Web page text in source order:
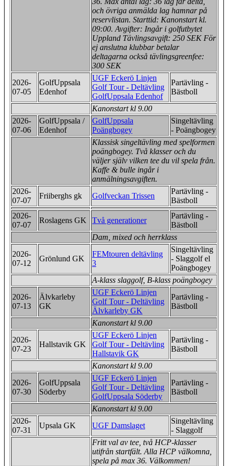
och övriga anmälda lag hamnar på
reservlistan. Starttid: Kanonstart kl.
09:00. Avgifter: Ingår i golfutbytet
Uppland Tävlingsavgift: 250 SEK För
ej anslutna klubbar betalar
deltagarna också tävlingsgreenfee:
300 SEK
2026-
07-05
GolfUppsala
Edenhof
UGF Eckerö Linjen
Golf Tour - Deltävling
GolfUppsala Edenhof
Partävling -
Bästboll
Kanonstart kl 9.00
2026-
07-06
GolfUppsala /
Edenhof
GolfUppsala
Poängbogey
Singeltävling
- Poängbogey
Klassisk singeltävling med spelformen
poängbogey. Två klasser och du
väljer själv vilken tee du vil spela från.
Kaffe & bulle ingår i
anmälningsavgiften.
2026-
07-07
Friiberghs gk Golfveckan Trissen
Partävling -
Bästboll
2026-
07-07
Roslagens GK Två generationer
Partävling -
Bästboll
Dam, mixed och herrklass
2026-
07-12
Grönlund GK
FEMtouren deltävling
3
Singeltävling
- Slaggolf el
Poängbogey
A-klass slaggolf, B-klass poängbogey
2026-
07-13
Älvkarleby
GK
UGF Eckerö Linjen
Golf Tour - Deltävling
Älvkarleby GK
Partävling -
Bästboll
Kanonstart kl 9.00
2026-
07-23
Hallstavik GK
UGF Eckerö Linjen
Golf Tour - Deltävling
Hallstavik GK
Partävling -
Bästboll
Kanonstart kl 9.00
2026-
07-30
GolfUppsala
Söderby
UGF Eckerö Linjen
Golf Tour - Deltävling
GolfUppsala Söderby
Partävling -
Bästboll
Kanonstart kl 9.00
2026-
07-31
Upsala GK UGF Damslaget
Singeltävling
- Slaggolf
Fritt val av tee, två HCP-klasser
utifrån startfält. Alla HCP välkomna,
spela på max 36. Välkommen!